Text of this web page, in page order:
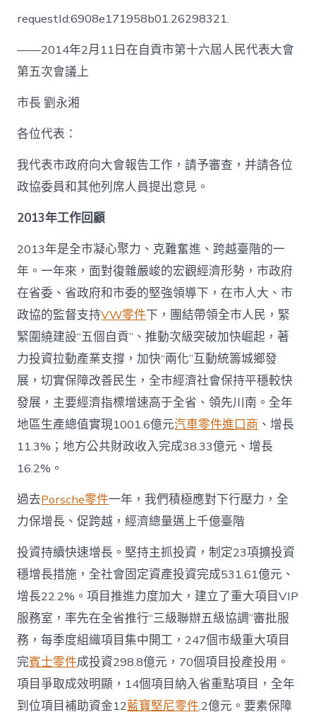
自
貢
市
政
中
國
發
戶
網
－
國
家
OSDER
奧
斯
德
汽
車
材
料
發
展
門
requestId:6908e171958b01.26298321.
——2014年2月11日在自貢市第十六屆人民代表大會
第五次會議上
市長 劉永湘
各位代表：
我代表市政府向大會報告工作，請予審查，并請各位
政協委員和其他列席人員提出意見。
2013年工作回顧
2013年是全市凝心聚力、克難奮進、跨越臺階的一
年。一年來，面對復雜嚴峻的宏觀經濟形勢，市政府
在省委、省政府和市委的堅強領導下，在市人大、市
政協的監督支持VW零件下，團結帶領全市人民，緊
緊圍繞建設“五個自貢”、推動次級突破加快崛起，著
力投資拉動產業支撐，加快“兩化”互動統籌城鄉發
展，切實保障改善民生，全市經濟社會保持平穩較快
發展，主要經濟指標增速高于全省、領先川南。全年
地區生產總值實現1001.6億元汽車零件進口商 、增長
11.3%；地方公共財政收入完成38.33億元、增長
16.2%。
過去Porsche零件一年，我們積極應對下行壓力，全
力保增長、促跨越，經濟總量邁上千億臺階
投資持續快速增長。堅持主抓投資，制定23項擴投資
穩增長措施，全社會固定資產投資完成531.61億元、
增長22.2%。項目推進力度加大，建立了重大項目VIP
服務室，率先在全省推行“三級聯辦五級協調”審批服
務，每季度組織項目集中開工，247個市級重大項目
完賓士零件成投資298.8億元，70個項目投產投用。
項目爭取成效明顯，14個項目納入省重點項目，全年
到位項目補助資金12藍寶堅尼零件.2億元。要素保障